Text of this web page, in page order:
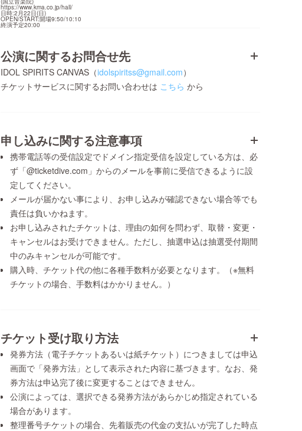
https://www.kma.co.jp/hall/
日時:2月22日(日)
OPEN/START:開場9:50/10:10
終演予定20:00
公演に関するお問合せ先
IDOL SPIRITS CANVAS（idolspiritss@gmail.com）
チケットサービスに関するお問い合わせは こちら から
申し込みに関する注意事項
携帯電話等の受信設定でドメイン指定受信を設定している方は、必
ず「@ticketdive.com」からのメールを事前に受信できるように設
定してください。
メールが届かない事により、お申し込みが確認できない場合等でも
責任は負いかねます。
お申し込みされたチケットは、理由の如何を問わず、取替・変更・
キャンセルはお受けできません。ただし、抽選申込は抽選受付期間
中のみキャンセルが可能です。
購入時、チケット代の他に各種手数料が必要となります。（※無料
チケットの場合、手数料はかかりません。）
チケット受け取り方法
発券方法（電子チケットあるいは紙チケット）につきましては申込
画面で「発券方法」として表示された内容に基づきます。なお、発
券方法は申込完了後に変更することはできません。
公演によっては、選択できる発券方法があらかじめ指定されている
場合があります。
整理番号チケットの場合、先着販売の代金の支払いが完了した時点